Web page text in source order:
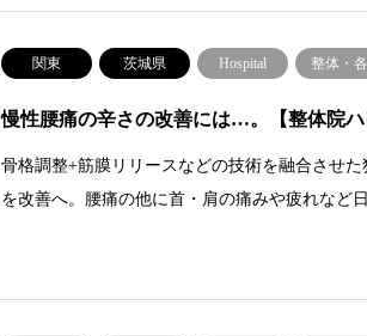
関東 茨城県 Hospital 整体・
慢性腰痛の辛さの改善には…。【整体院ハ
骨格調整+筋膜リリースなどの技術を融合させ
を改善へ。腰痛の他に首・肩の痛みや疲れなど